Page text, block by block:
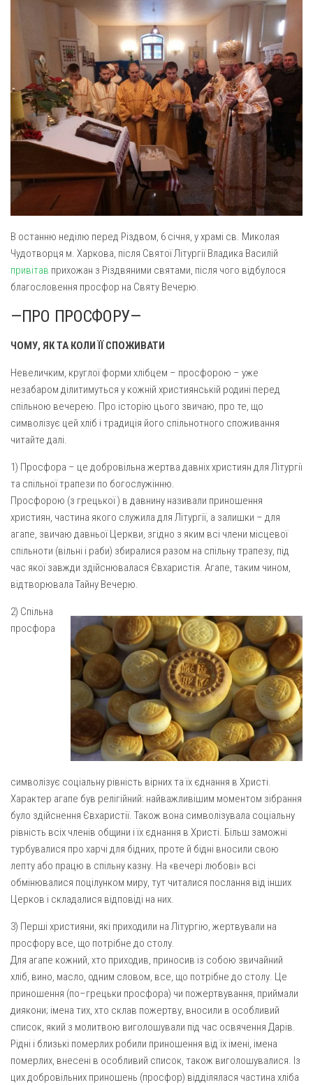
Архистратига Михаїла (м. Люботин)
Покрови Пресвятої Богородиці (с. Вільча)
Преображенська парафія (м. Лозова)
Парафія Благовіщення Пресвятої Богородиці (смт
Золочів)
Парафія Різдва Пресвятої Богородиці м. Берестин
(Красноград)
Парохії Полтавської області
Пресвятої Трійці (м. Полтава)
Всіх Святих українського народу (м. Полтава)
Архистратига Михаїла (с. Пригарівка)
Благовіщення Пресвятої Богородиці (с. Шевченки)
Введення у храм Пресвятої Богородиці (с. Дашківка)
Вознесіння ГНІХ (с. Витівка)
Вознесіння Господнього (м. Кобеляки)
Різдва Пресвятої Богородиці (с. Вільховатка)
Св. Апостола Андрія Первозванного (с. Засулля)
Св. Миколая (с. Деменки)
Успіння Пресвятої Богородиці (м. Лубни)
Парохії Сумської області
Введення в храм Богородиці (м. Суми)
Матері Божої Неустанної Помочі (м. Охтирка)
Монастирі
Свято-Покровський монастир оо Василіян
Свято-Івано-Павлівський монастир сестер Згромадження
Св. Йосифа ОПДМ
Монастир сестер милосердя Св. Вінкентія. Дім Милосердя
Монастир Успення Пресвятої Богородиці Сестер Чину
Святого Василія Великого
Катехитична комісія
Комісія у справах молоді
Комісія у справах родини
Комісія з питань душпастирства охорони здоров’я
Спільноти
Квіти Слобожанщини
Харківщина
Полтавщина
Сумщина
Оголошення
Трансляції
Газета Християнський голос
Надруковані числа
Молитви
Галерея
Рух pro-life
В останню неділю перед Різдвом, 6 січня, у храмі св. Миколая
Чудотворця м. Харкова, після Святої Літургії Владика Василій
привітав прихожан з Різдвяними святами, після чого відбулося
благословення просфор на Святу Вечерю.
—ПРО ПРОСФОРУ—
ЧОМУ, ЯК ТА КОЛИ ЇЇ СПОЖИВАТИ
Невеличким, круглої форми хлібцем – просфорою – уже
незабаром ділитимуться у кожній християнській родині перед
спільною вечерею. Про історію цього звичаю, про те, що
символізує цей хліб і традиція його спільнотного споживання
читайте далі.
1) Просфора – це добровільна жертва давніх християн для Літургії
та спільної трапези по богослужінню.
Просфорою (з грецької ) в давнину називали приношення
християн, частина якого служила для Літургії, а залишки – для
агапе, звичаю давньої Церкви, згідно з яким всі члени місцевої
спільноти (вільні і раби) збиралися разом на спільну трапезу, під
час якої завжди здійснювалася Євхаристія. Агапе, таким чином,
відтворювала Тайну Вечерю.
2) Спільна
просфора
символізує соціальну рівність вірних та їх єднання в Христі.
Характер агапе був релігійний: найважливішим моментом зібрання
було здійснення Євхаристії. Також вона символізувала соціальну
рівність всіх членів общини і їх єднання в Христі. Більш заможні
турбувалися про харчі для бідних, проте й бідні вносили свою
лепту або працю в спільну казну. На «вечері любові» всі
обмінювалися поцілунком миру, тут читалися послання від інших
Церков і складалися відповіді на них.
3) Перші християни, які приходили на Літургію, жертвували на
просфору все, що потрібне до столу.
Для агапе кожний, хто приходив, приносив із собою звичайний
хліб, вино, масло, одним словом, все, що потрібне до столу. Це
приношення (по–грецьки просфора) чи пожертвування, приймали
диякони; імена тих, хто склав пожертву, вносили в особливий
список, який з молитвою виголошували під час освячення Дарів.
Рідні і близькі померлих робили приношення від їх імені, імена
померлих, внесені в особливий список, також виголошувалися. Із
цих добровільних приношень (просфор) відділялася частина хліба